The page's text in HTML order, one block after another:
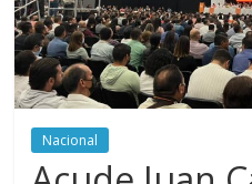
Nacional